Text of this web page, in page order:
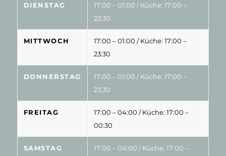
DIENSTAG 17:00 – 01:00 / Küche: 17:00 –
23:30
MITTWOCH 17:00 – 01:00 / Küche: 17:00 –
23:30
DONNERSTAG 17:00 – 01:00 / Küche: 17:00 –
23:30
FREITAG 17:00 – 04:00 / Küche: 17:00 –
00:30
SAMSTAG 17:00 – 04:00 / Küche: 17:00 –